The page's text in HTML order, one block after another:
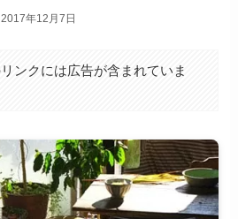
2017年12月7日
ンクには広告が含まれていま